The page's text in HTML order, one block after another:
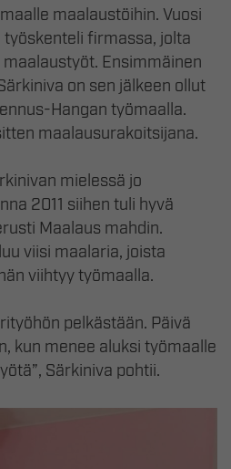
maalaustöihin. Vuosi
firmassa, jolta
maalaustyöt. Ensimmäinen
on sen jälkeen ollut
Hangan työmaalla.
maalausurakoitsijana.
mielessä jo
2011 siihen tuli hyvä
Maalaus mahdin.
viisi maalaria, joista
viihtyy työmaalla.
pelkästään. Päivä
kun menee aluksi työmaalle
Särkiniva pohtii.